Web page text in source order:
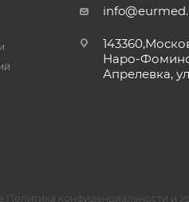
Наро-
Апрелевка,
Политика конфиденциальности и